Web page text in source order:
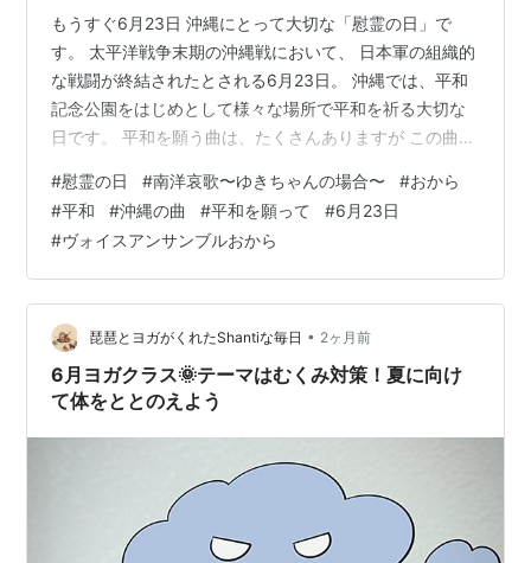
もうすぐ6月23日 沖縄にとって大切な「慰霊の日」で
す。 太平洋戦争末期の沖縄戦において、 日本軍の組織的
な戦闘が終結されたとされる6月23日。 沖縄では、平和
記念公園をはじめとして様々な場所で平和を祈る大切な
日です。 平和を願う曲は、たくさんありますが この曲は
サイパンで太平洋戦争に巻き込まれ、戦争孤児として生
き残った「ゆきちゃん」の本当のお話しです。 南洋哀
歌〜ゆきちゃんの場合〜 ヴォイスアンサンブルユニット
おから ヴォイスアンサンブルユニット「おから」が歌
う、 「南洋哀歌〜ゆきちゃんの場合〜」 たくさんの方に
届いて欲しい曲です。 （…
#慰霊の日 #南洋哀歌〜ゆきちゃんの場合〜 #おから
#平和 #沖縄の曲 #平和を願って #6月23日
#ヴォイスアンサンブルおから
琵琶とヨガがくれたShantiな毎日 • 2ヶ月前
6月ヨガクラス🌞テーマはむくみ対策！夏に向け
て体をととのえよう